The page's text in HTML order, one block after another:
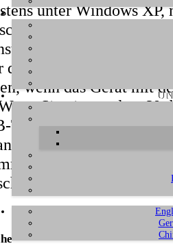
unter Windows
angeschlossen
wurde.
den USB-Anschluss
wenn das Gerät mit
Sie eine andere
Ttreiber geladen, d.h.
Um dies zu
an den gleichen
daurhaft